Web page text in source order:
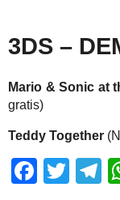
3DS –
Mario & Sonic at
gratis)
Teddy Together